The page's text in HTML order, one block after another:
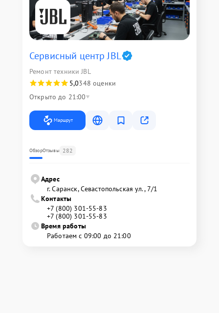
Сервисный центр JBL
Ремонт техники JBL
5,0348 оценки
Открыто до 21:00
Маршрут
ОбзорОтзывы 282
Адрес
г. Саранск, Севастопольская ул., 7/1
Контакты
+7 (800) 301-55-83
+7 (800) 301-55-83
Время работы
Работаем с 09:00 до 21:00